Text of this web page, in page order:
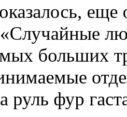
больших
руль фур